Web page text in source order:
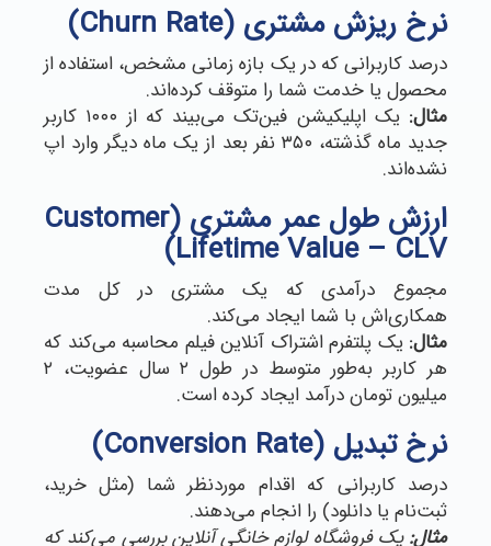
نرخ ریزش مشتری (Churn Rate)
درصد کاربرانی که در یک بازه زمانی مشخص، استفاده از
محصول یا خدمت شما را متوقف کرده‌اند.
مثال:
یک اپلیکیشن فین‌تک می‌بیند که از ۱۰۰۰ کاربر
جدید ماه گذشته، ۳۵۰ نفر بعد از یک ماه دیگر وارد اپ
نشده‌اند.
ارزش طول عمر مشتری (Customer
Lifetime Value – CLV)
مجموع درآمدی که یک مشتری در کل مدت
همکاری‌اش با شما ایجاد می‌کند.
مثال: یک پلتفرم اشتراک آنلاین فیلم محاسبه می‌کند که
هر کاربر به‌طور متوسط در طول ۲ سال عضویت، ۲
میلیون تومان درآمد ایجاد کرده است.
نرخ تبدیل (Conversion Rate)
درصد کاربرانی که اقدام موردنظر شما (مثل خرید،
ثبت‌نام یا دانلود) را انجام می‌دهند.
مثال:یک فروشگاه لوازم خانگی آنلاین بررسی می‌کند که